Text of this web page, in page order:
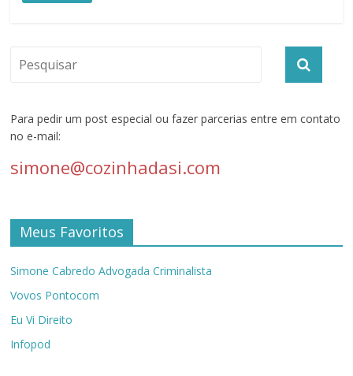
Para pedir um post especial ou fazer parcerias entre em contato
no e-mail:
simone@cozinhadasi.com
Meus Favoritos
Simone Cabredo Advogada Criminalista
Vovos Pontocom
Eu Vi Direito
Infopod